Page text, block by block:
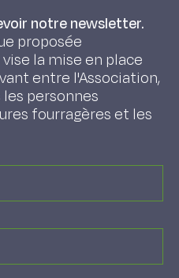
notre newsletter.
proposée
la mise en place
entre l'Association,
personnes
fourragères et les